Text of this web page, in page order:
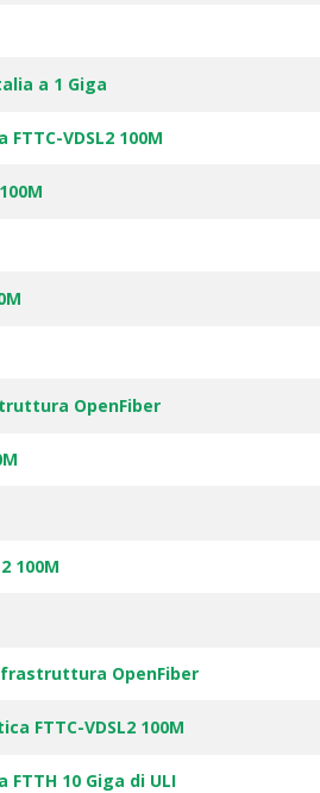
a 1 Giga
VDSL2 100M
OpenFiber
100M
OpenFiber
FTTC-VDSL2 100M
10 Giga di ULI